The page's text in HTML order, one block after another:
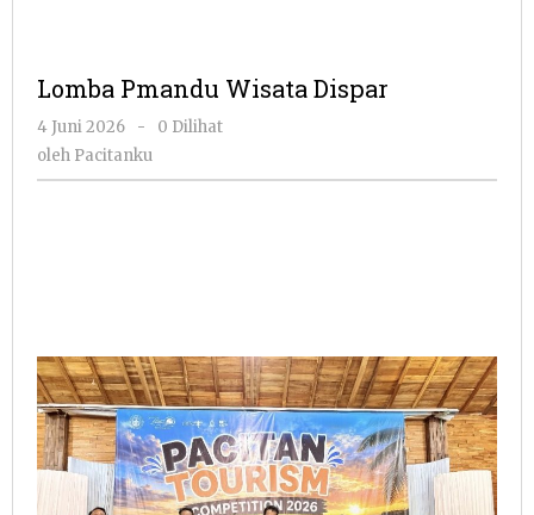
Lomba Pmandu Wisata Dispar
4 Juni 2026
oleh
Pacitanku
-
0 Dilihat
oleh Pacitanku